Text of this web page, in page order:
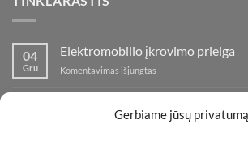
Gerbiame jūsų privatumą
04
Gru
Elektromobilio įkrovimo prieiga
Komentavimas išjungtas
prieiga
Komentavimas išjungtasįraše